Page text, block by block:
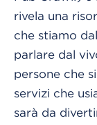
rivela una
che stiamo
parlare dal
persone che
servizi che
sarà da